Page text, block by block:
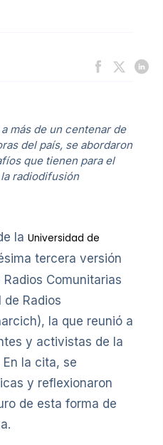
más de un centenar de
del país, se abordaron
que tienen para el
radiodifusión
la Universidad de
tercera versión
Comunitarias
Radios
la que reunió a
y activistas de la
la cita, se
y reflexionaron
de esta forma de